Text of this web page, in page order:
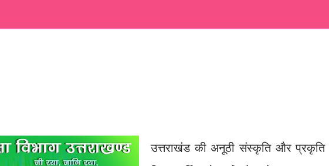
उत्तराखंड की अनूठी संस्कृति और